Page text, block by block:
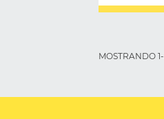
MOSTRANDO